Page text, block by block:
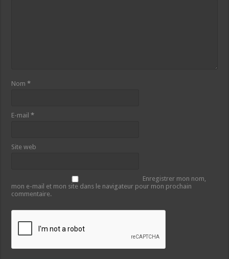
Nom*
E-mail*
Site web
Enregistrer mon nom,
mon e-mail et mon site dans le navigateur pour mon prochain
commentaire.